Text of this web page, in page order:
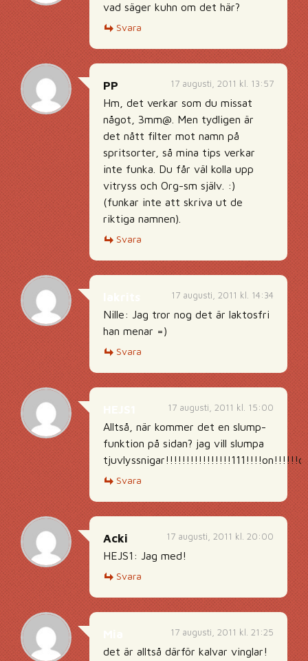
vad säger kuhn om det här?
Svara
17 augusti, 2011 kl. 13:57
PP
Hm, det verkar som du missat
något, 3mm@. Men tydligen är
det nått filter mot namn på
spritsorter, så mina tips verkar
inte funka. Du får väl kolla upp
vitryss och Org-sm själv. :)
(funkar inte att skriva ut de
riktiga namnen).
Svara
17 augusti, 2011 kl. 14:34
Nille: Jag tror nog det är laktosfri
han menar =)
Svara
17 augusti, 2011 kl. 15:00
Alltså, när kommer det en slump-
funktion på sidan? jag vill slumpa
Svara
17 augusti, 2011 kl. 20:00
Acki
HEJS1: Jag med!
Svara
17 augusti, 2011 kl. 21:25
det är alltså därför kalvar vinglar!